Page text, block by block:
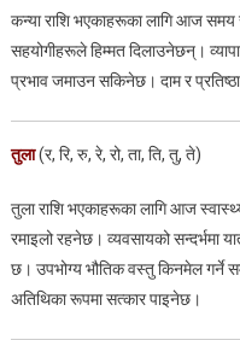
कन्या राशि भएकाहरूका लागि आज समय
सहयोगीहरूले हिम्मत दिलाउनेछन्।
प्रभाव जमाउन सकिनेछ। दाम र
तुला(र, रि, रु, रे, रो, ता, ति, तु, ते)
तुला राशि भएकाहरूका लागि आज
रमाइलो रहनेछ। व्यवसायको सन्दर्भमा
छ। उपभोग्य भौतिक वस्तु किनमेल गर्ने
अतिथिका रूपमा सत्कार पाइनेछ।